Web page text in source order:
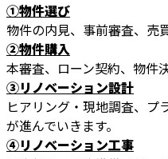
①物件選び
物件の内見、事前審査、売
②物件購入
本審査、ローン契約、物件
③リノベーション設計
ヒアリング・現地調査、プ
が進んでいきます。
④リノベーション工事